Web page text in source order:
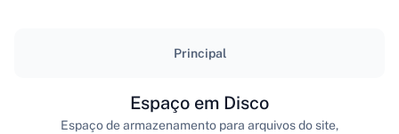
Principal
Espaço em Disco
Espaço de armazenamento para arquivos do site,